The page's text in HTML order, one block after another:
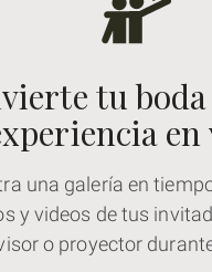
tu
en
una galería en
y videos de tus
o proyector